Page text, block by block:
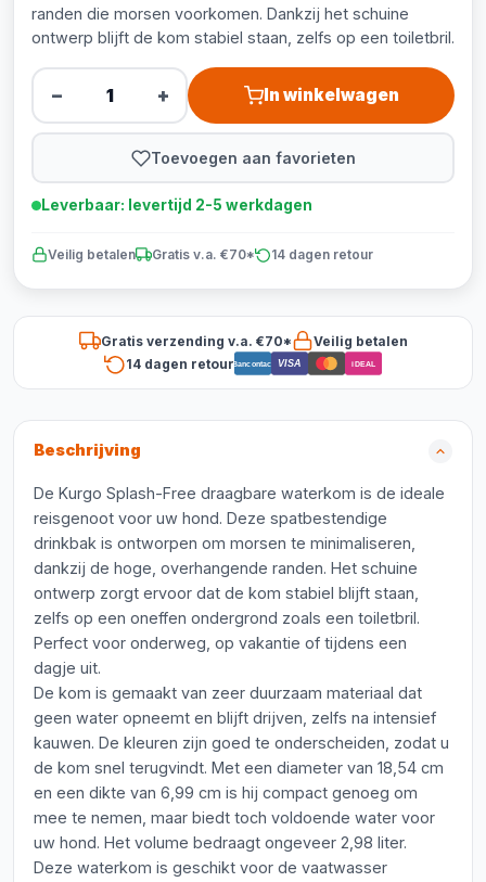
randen die morsen voorkomen. Dankzij het schuine
ontwerp blijft de kom stabiel staan, zelfs op een toiletbril.
− + In winkelwagen
Toevoegen aan favorieten
Leverbaar: levertijd 2-5 werkdagen
Veilig betalen Gratis v.a. €70* 14 dagen retour
Gratis verzending v.a. €70*
Veilig betalen
14 dagen retourBancontact VISA iDEAL
Beschrijving
De Kurgo Splash-Free draagbare waterkom is de ideale
reisgenoot voor uw hond. Deze spatbestendige
drinkbak is ontworpen om morsen te minimaliseren,
dankzij de hoge, overhangende randen. Het schuine
ontwerp zorgt ervoor dat de kom stabiel blijft staan,
zelfs op een oneffen ondergrond zoals een toiletbril.
Perfect voor onderweg, op vakantie of tijdens een
dagje uit.
De kom is gemaakt van zeer duurzaam materiaal dat
geen water opneemt en blijft drijven, zelfs na intensief
kauwen. De kleuren zijn goed te onderscheiden, zodat u
de kom snel terugvindt. Met een diameter van 18,54 cm
en een dikte van 6,99 cm is hij compact genoeg om
mee te nemen, maar biedt toch voldoende water voor
uw hond. Het volume bedraagt ongeveer 2,98 liter.
Deze waterkom is geschikt voor de vaatwasser